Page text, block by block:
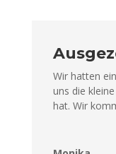
Wir hatten
uns die
hat. Wir